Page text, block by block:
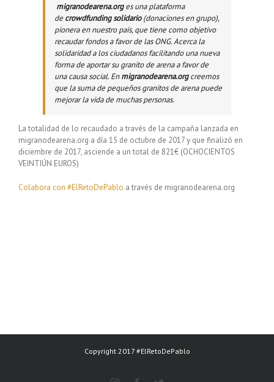
migranodearena.orges una plataforma
de crowdfunding solidario(donaciones en grupo),
pionera en nuestro país, que tiene como objetivo
recaudar fondos a favor de las ONG. Acerca la
solidaridad a los ciudadanos facilitando una nueva
forma de aportar su granito de arena a favor de
una causa social. Enmigranodearena.orgcreemos
que la suma de pequeños granitos de arena puede
mejorar la vida de muchas personas.
La totalidad de lo recaudado a través de la campaña lanzada en
migranodearena.org a día 15 de octubre de 2017 y que finalizó en
diciembre de 2017, asciende a un total de 821€ (OCHOCIENTOS
VEINTIÚN EUROS)
Colabora con #ElRetoDePablo a través de migranodearena.org
Copyright 2017 #ElRetoDePablo